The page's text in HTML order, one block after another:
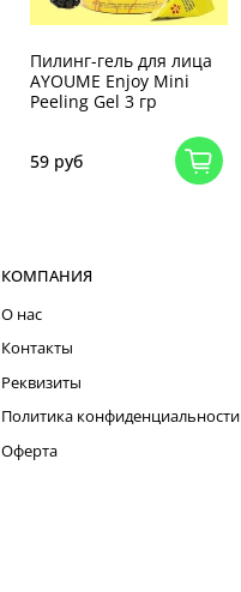
Пилинг-гель для лица
AYOUME Enjoy Mini
Peeling Gel 3 гр
59 руб
КОМПАНИЯ
О нас
Контакты
Реквизиты
Политика конфиденциальности
Оферта